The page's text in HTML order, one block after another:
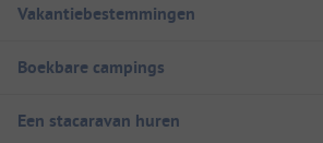
Vakantiebestemmingen
Boekbare campings
Een stacaravan huren